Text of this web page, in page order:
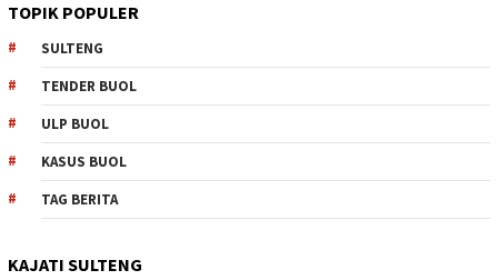
TOPIK POPULER
SULTENG
TENDER BUOL
ULP BUOL
KASUS BUOL
TAG BERITA
KAJATI SULTENG